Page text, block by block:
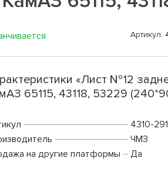
Артикул:
«Лист №12
65115, 43118, 53229
4310-
ЧМЗ
на другие платформы
Да